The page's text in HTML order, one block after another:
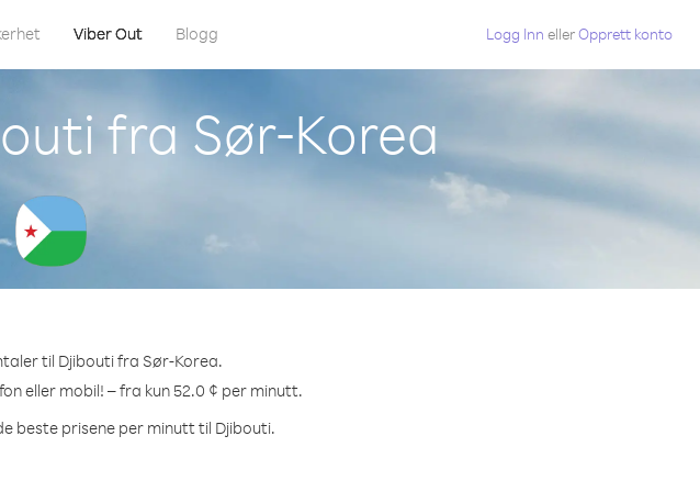
Viber Out Blogg Logg Inn ellerOpprett konto
fra Sør-Korea
til Djibouti fra Sør-Korea.
eller mobil! – fra kun 52.0 ¢ per minutt.
beste prisene per minutt til Djibouti.